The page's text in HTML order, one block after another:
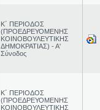
Κ΄ ΠΕΡΙΟΔΟΣ
(ΠΡΟΕΔΡΕΥΟΜΕΝΗΣ
ΚΟΙΝΟΒΟΥΛΕΥΤΙΚΗΣ
ΔΗΜΟΚΡΑΤΙΑΣ) - Α'
Σύνοδος
Κ΄ ΠΕΡΙΟΔΟΣ
(ΠΡΟΕΔΡΕΥΟΜΕΝΗΣ
ΚΟΙΝΟΒΟΥΛΕΥΤΙΚΗΣ